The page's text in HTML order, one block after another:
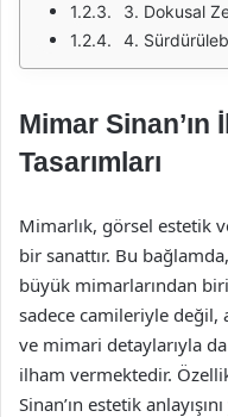
3. Dokusal
4.
Mimar
Tasarımları
Mimarlık, görsel estetik
bir sanattır. Bu
büyük mimarlarından
sadece camileriyle değil,
ve mimari detaylarıyla
ilham vermektedir.
Sinan’ın estetik